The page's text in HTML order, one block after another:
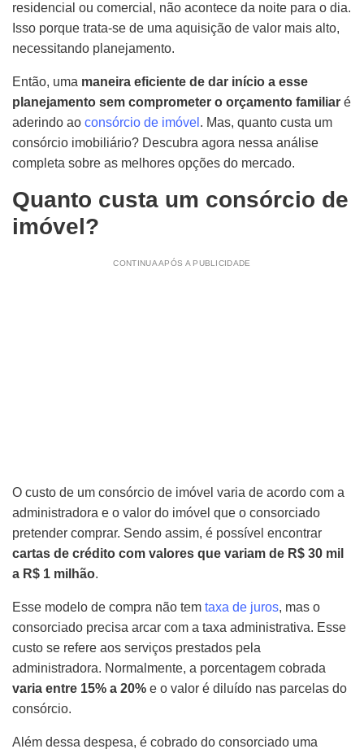
residencial ou comercial, não acontece da noite para o dia.
Isso porque trata-se de uma aquisição de valor mais alto,
necessitando planejamento.
Então, uma maneira eficiente de dar início a esse
planejamento sem comprometer o orçamento familiar é
aderindo ao consórcio de imóvel . Mas, quanto custa um
consórcio imobiliário? Descubra agora nessa análise
completa sobre as melhores opções do mercado.
Quanto custa um consórcio de
imóvel?
CONTINUA APÓS A PUBLICIDADE
O custo de um consórcio de imóvel varia de acordo com a
administradora e o valor do imóvel que o consorciado
pretender comprar. Sendo assim, é possível encontrar
cartas de crédito com valores que variam de R$ 30 mil
a R$ 1 milhão.
Esse modelo de compra não tem taxa de juros, mas o
consorciado precisa arcar com a taxa administrativa. Esse
custo se refere aos serviços prestados pela
administradora. Normalmente, a porcentagem cobrada
varia entre 15% a 20% e o valor é diluído nas parcelas do
consórcio.
Além dessa despesa, é cobrado do consorciado uma